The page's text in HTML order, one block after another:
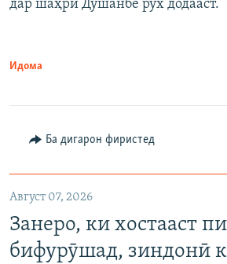
дар шаҳри Душанбе рух додааст.
Идома
Ба дигарон фиристед
Август 07, 2026
Занеро, ки хостааст
бифурӯшад, зиндонӣ